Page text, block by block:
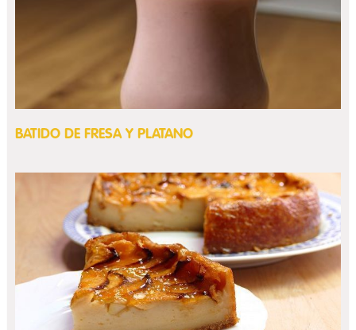
BATIDO DE FRESA Y PLATANO